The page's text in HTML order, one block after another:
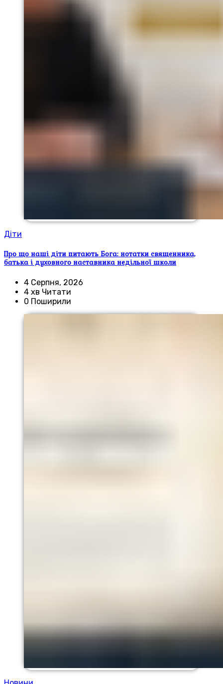
Діти
Про що наші діти питають Бога: нотатки священника,
батька і духовного наставника недільної школи
4 Серпня, 2026
4 хв Читати
0 Поширили